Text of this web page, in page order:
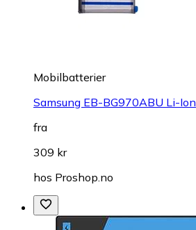
Mobilbatterier
Samsung EB-BG970ABU Li-Ion
fra
309 kr
hos Proshop.no